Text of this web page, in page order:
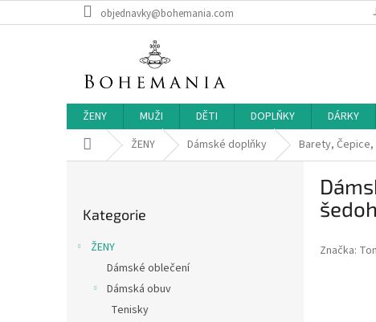
na
objednavky@bohemania.com
ŽENY MUŽI DĚTI DOPLŇKY DÁRKY
Domů ŽENY Dámské doplňky Barety,
kategorie
Kategorie
ŽENY
Dámské oblečení
Dámská obuv
Tenisky
Značka: